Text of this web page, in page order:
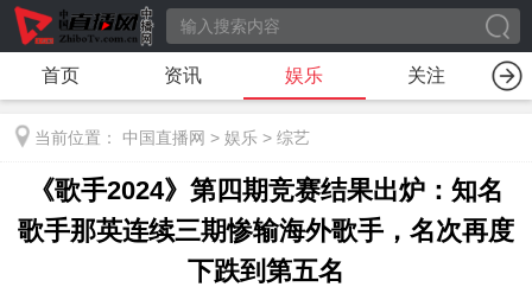
首页 资讯 娱乐 关注
当前位置： 中国直播网 > 娱乐 > 综艺
《歌手2024》第四期竞赛结果出炉：知名
歌手那英连续三期惨输海外歌手，名次再度
下跌到第五名